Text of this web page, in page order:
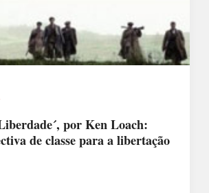
por Ken Loach:
de classe para a libertação